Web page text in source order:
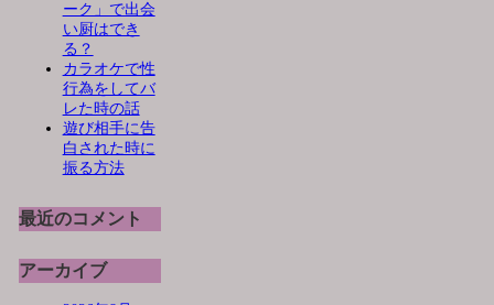
ーク」で出会
い厨はでき
る？
カラオケで性
行為をしてバ
レた時の話
遊び相手に告
白された時に
振る方法
最近のコメント
アーカイブ